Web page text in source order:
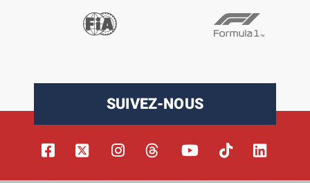
SUIVEZ-NOUS